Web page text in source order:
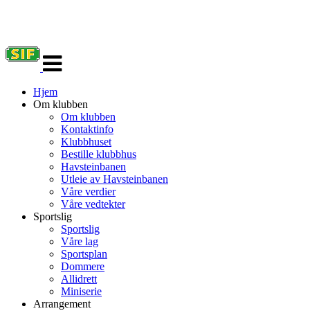
navigasjon
Hjem
Om klubben
Om klubben
Kontaktinfo
Klubbhuset
Bestille klubbhus
Havsteinbanen
Utleie av Havsteinbanen
Våre verdier
Våre vedtekter
Sportslig
Sportslig
Våre lag
Sportsplan
Dommere
Allidrett
Miniserie
Arrangement